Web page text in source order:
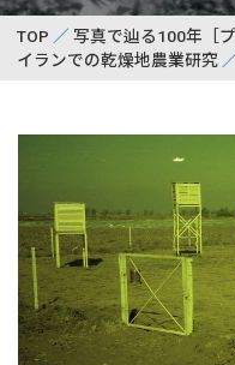
TOP
写真で辿る100年［
イランでの乾燥地農業研究